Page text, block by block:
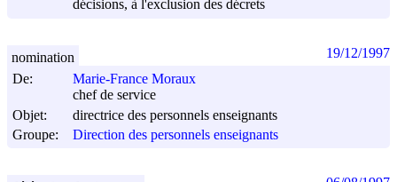
décisions, à l'exclusion des décrets
De:
Marie-France Moraux
chef de service
Objet:
directrice des personnels enseignants
Groupe:
Direction des personnels enseignants
nomination 19/12/1997